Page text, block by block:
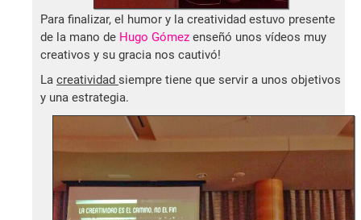
Para finalizar, el humor y la creatividad estuvo presente
de la mano de Hugo Gómez enseñó unos vídeos muy
creativos y su gracia nos cautivó!
La creatividad siempre tiene que servir a unos objetivos
y una estrategia.